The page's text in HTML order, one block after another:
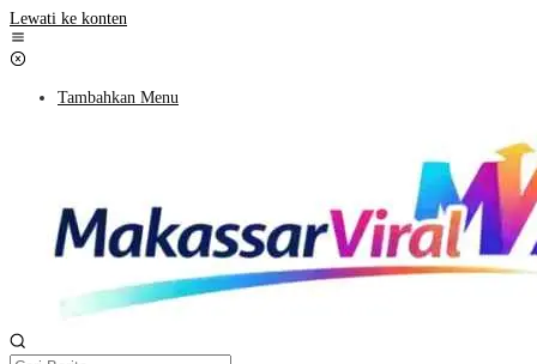
Lewati ke konten
Tambahkan Menu